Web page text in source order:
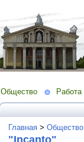
Общество Работа
Главная > Общество